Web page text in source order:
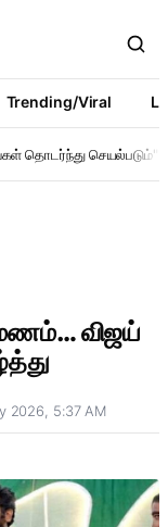
Trending/Viral
செயல்படும்" –
விஜய்
2026, 5:37 AM